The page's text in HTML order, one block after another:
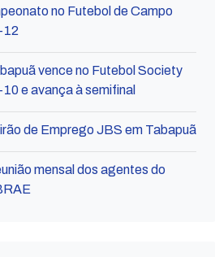
no Futebol de Campo
12
vence no Futebol Society
e avança à semifinal
de Emprego JBS em Tabapuã
mensal dos agentes do